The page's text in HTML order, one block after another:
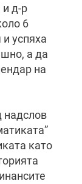
и д-р
6
и успяха
а да
на
надслов
като